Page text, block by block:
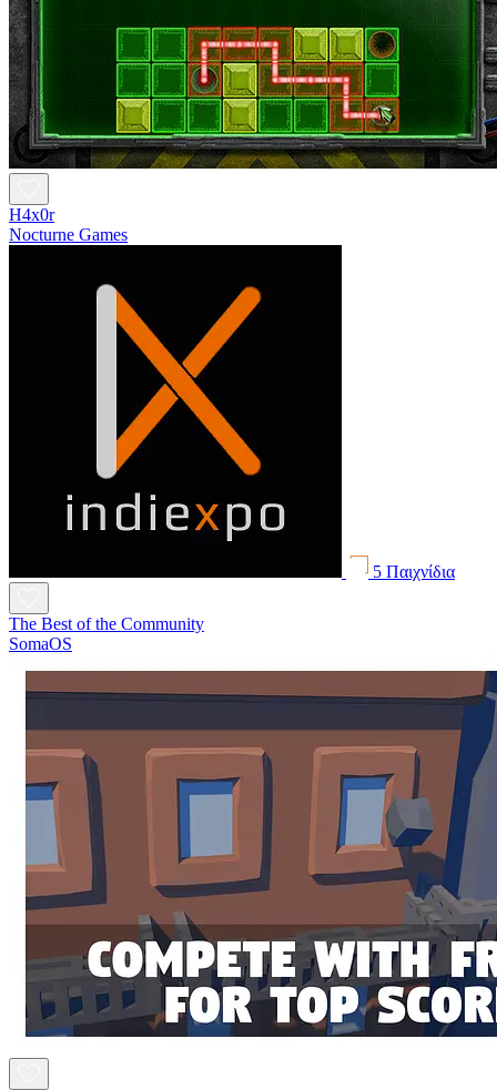
H4x0r
Nocturne Games
5 Παιχνίδια
The Best of the Community
SomaOS